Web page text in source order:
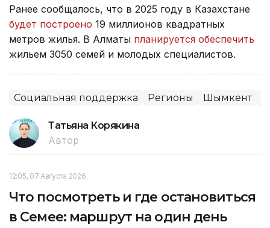
Ранее сообщалось, что в 2025 году в Казахстане
будет построено 19 миллионов квадратных
метров жилья. В Алматы планируется обеспечить
жильем 3050 семей и молодых специалистов.
Социальная поддержка Регионы Шымкент
Татьяна Корякина
Автор
12:05, 07 Августа 2026
Что посмотреть и где остановиться
в Семее: маршрут на один день